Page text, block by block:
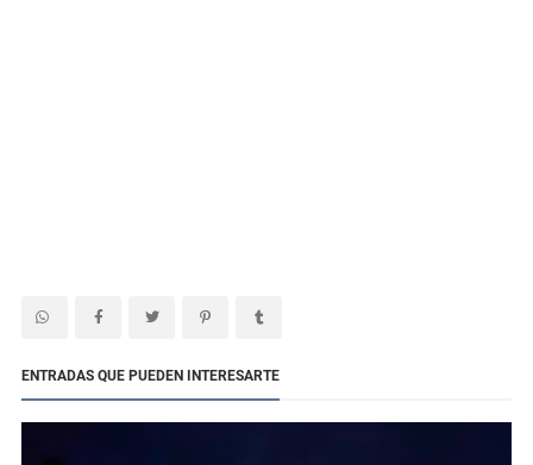
ENTRADAS QUE PUEDEN INTERESARTE